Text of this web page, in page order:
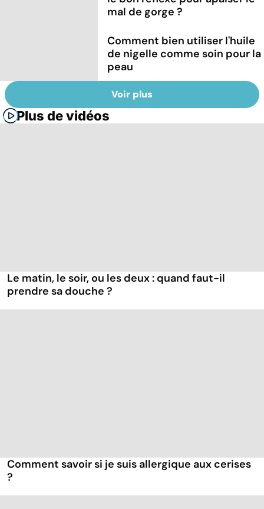
mal de gorge ?
Comment bien utiliser l'huile
de nigelle comme soin pour la
peau
Voir plus
Plus de vidéos
Le matin, le soir, ou les deux : quand faut-il
prendre sa douche ?
Comment savoir si je suis allergique aux cerises
?